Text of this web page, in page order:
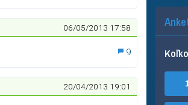
06/05/2013 17:58
9
20/04/2013 19:01 1